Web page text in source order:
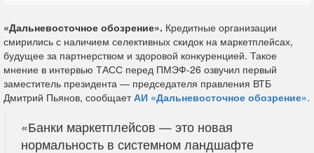
«Дальневосточное обозрение». Кредитные организации
смирились с наличием селективных скидок на маркетплейсах,
будущее за партнерством и здоровой конкуренцией. Такое
мнение в интервью ТАСС перед ПМЭФ-26 озвучил первый
заместитель президента — председателя правления ВТБ
Дмитрий Пьянов, сообщаетАИ «Дальневосточное обозрение».
«Банки маркетплейсов — это новая
нормальность в системном ландшафте